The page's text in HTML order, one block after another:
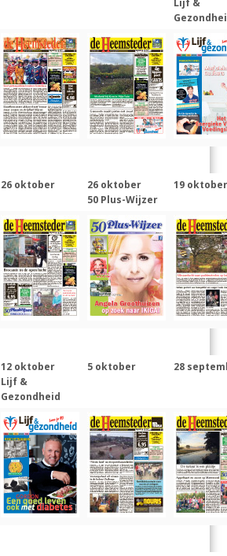
Lijf &
26 oktober
26 oktober
50 Plus-Wijzer
19 oktober
12 oktober
Lijf &
Gezondheid
5 oktober 28